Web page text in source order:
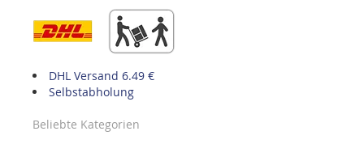
DHL Versand 6.49 €
Selbstabholung
Beliebte Kategorien